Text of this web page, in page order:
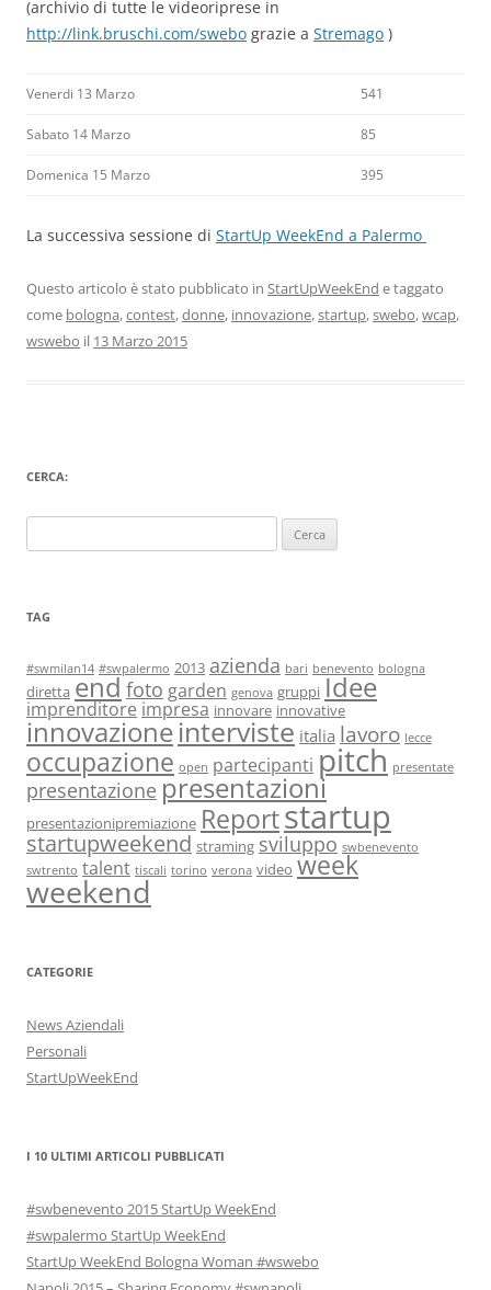
(archivio di tutte le videoriprese in
http://link.bruschi.com/swebo grazie a Stremago )
Venerdi 13 Marzo 541
Sabato 14 Marzo 85
Domenica 15 Marzo 395
La successiva sessione di StartUp WeekEnd a Palermo
Questo articolo è stato pubblicato in StartUpWeekEnd e taggato
come bologna,contest,donne, innovazione,startup,swebo,wcap,
wswebo il 13 Marzo 2015
CERCA:
per:
TAG
#swmilan14 #swpalermo 2013 azienda bari benevento bologna
diretta endfoto garden genova gruppi Idee
imprenditore impresa innovare innovative
innovazioneinterviste italia lavoro lecce
occupazione open partecipanti pitch presentate
presentazione presentazioni
presentazionipremiazione Reportstartup
startupweekend straming sviluppo swbenevento
swtrento talent tiscali torino verona video week
weekend
CATEGORIE
News Aziendali
Personali
StartUpWeekEnd
I 10 ULTIMI ARTICOLI PUBBLICATI
#swbenevento 2015 StartUp WeekEnd
#swpalermo StartUp WeekEnd
StartUp WeekEnd Bologna Woman #wswebo